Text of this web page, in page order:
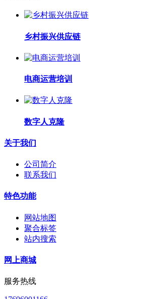
乡村振兴供应链
电商运营培训
数字人克隆
关于我们
公司简介
联系我们
特色功能
网站地图
聚合标签
站内搜索
网上商城
服务热线